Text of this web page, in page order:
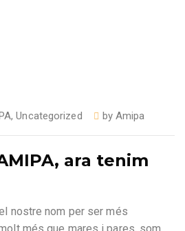
,Uncategorized byAmipa
ara tenim
nostre nom per ser més